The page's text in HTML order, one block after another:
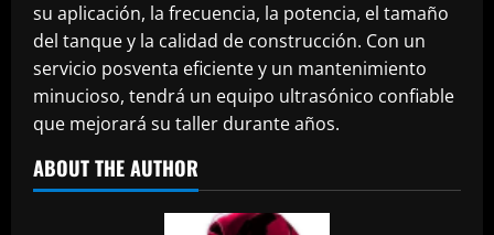
su aplicación, la frecuencia, la potencia, el tamaño
del tanque y la calidad de construcción. Con un
servicio posventa eficiente y un mantenimiento
minucioso, tendrá un equipo ultrasónico confiable
que mejorará su taller durante años.
ABOUT THE AUTHOR